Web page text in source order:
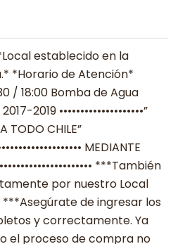
establecido en la
*Horario de Atención*
/ 18:00 Bomba de Agua
2019 ••••••••••••••••••••”
TODO CHILE”
MEDIANTE
***También
por nuestro Local
de ingresar los
y correctamente. Ya
el proceso de compra no